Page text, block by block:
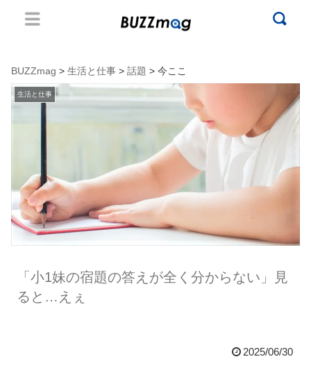
BUZZmag > 生活と仕事 > 話題 > 今ここ
生活と仕事
「小1妹の宿題の答えが全く分からない」見
ると…えぇ
2025/06/30